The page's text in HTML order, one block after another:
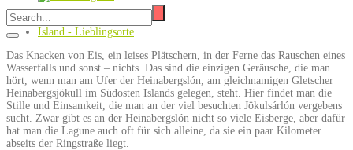
Shacker
Island - Lieblingsorte
Das Knacken von Eis, ein leises Plätschern, in der Ferne das Rauschen eines
Wasserfalls und sonst – nichts. Das sind die einzigen Geräusche, die man
hört, wenn man am Ufer der Heinabergslón, am gleichnamigen Gletscher
Heinabergsjökull im Südosten Islands gelegen, steht. Hier findet man die
Stille und Einsamkeit, die man an der viel besuchten Jökulsárlón vergebens
sucht. Zwar gibt es an der Heinabergslón nicht so viele Eisberge, aber dafür
hat man die Lagune auch oft für sich alleine, da sie ein paar Kilometer
abseits der Ringstraße liegt.